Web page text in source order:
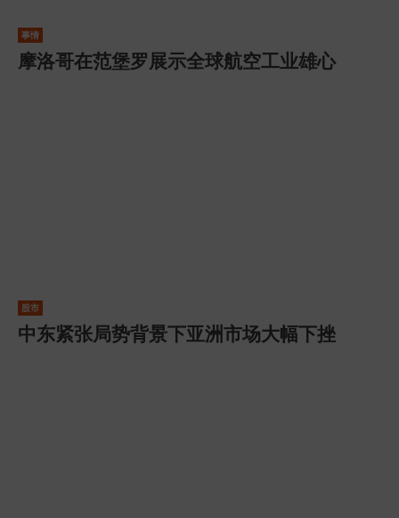
事情
摩洛哥在范堡罗展示全球航空工业雄心
股市
中东紧张局势背景下亚洲市场大幅下挫